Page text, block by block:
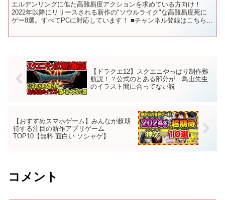
エルデンリングに似た高難易度アクションを求めている方向け！
2022年以降にリリースされる新作の"ソウルライク"な高難易度死に
ゲー8選。すべてPCに対応しています！ ■チャンネル登録はこちら
【ドラクエ12】スクエニやっぱり制作難
航説！？公式のとある部分が…鳥山先生
のイラスト間に合ってない説
【おすすめスマホゲーム】みんなが超期
待する注目の新作アプリゲーム
TOP10【無料 面白い ソシャゲ】
コメント